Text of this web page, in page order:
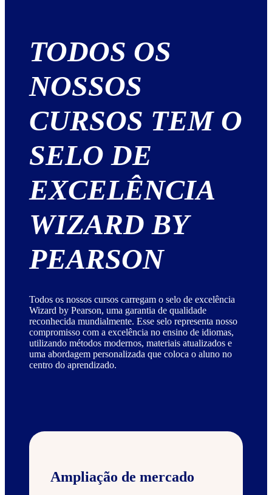
TODOS OS
NOSSOS
CURSOS TEM O
SELO DE
EXCELÊNCIA
WIZARD BY
PEARSON
Todos os nossos cursos carregam o selo de excelência
Wizard by Pearson, uma garantia de qualidade
reconhecida mundialmente. Esse selo representa nosso
compromisso com a excelência no ensino de idiomas,
utilizando métodos modernos, materiais atualizados e
uma abordagem personalizada que coloca o aluno no
centro do aprendizado.
Ampliação de mercado